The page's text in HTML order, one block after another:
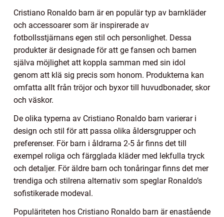
Cristiano Ronaldo barn är en populär typ av barnkläder
och accessoarer som är inspirerade av
fotbollsstjärnans egen stil och personlighet. Dessa
produkter är designade för att ge fansen och barnen
själva möjlighet att koppla samman med sin idol
genom att klä sig precis som honom. Produkterna kan
omfatta allt från tröjor och byxor till huvudbonader, skor
och väskor.
De olika typerna av Cristiano Ronaldo barn varierar i
design och stil för att passa olika åldersgrupper och
preferenser. För barn i åldrarna 2-5 år finns det till
exempel roliga och färgglada kläder med lekfulla tryck
och detaljer. För äldre barn och tonåringar finns det mer
trendiga och stilrena alternativ som speglar Ronaldo’s
sofistikerade modeval.
Populäriteten hos Cristiano Ronaldo barn är enastående